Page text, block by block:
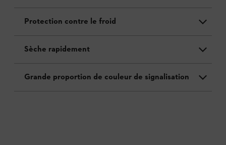
Protection contre le froid
Sèche rapidement
Grande proportion de couleur de signalisation